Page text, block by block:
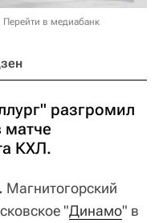
Перейти в медиабанк
разгромил
КХЛ.
Магнитогорский
"Динамо" в